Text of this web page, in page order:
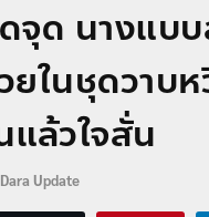
จุด นางแบ
ยในชุดวาบ
แล้วใจสั่น
Dara Update